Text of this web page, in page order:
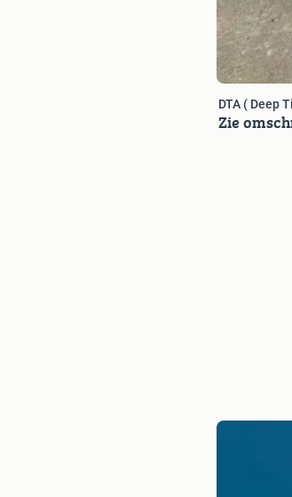
DTA ( Deep
Zie